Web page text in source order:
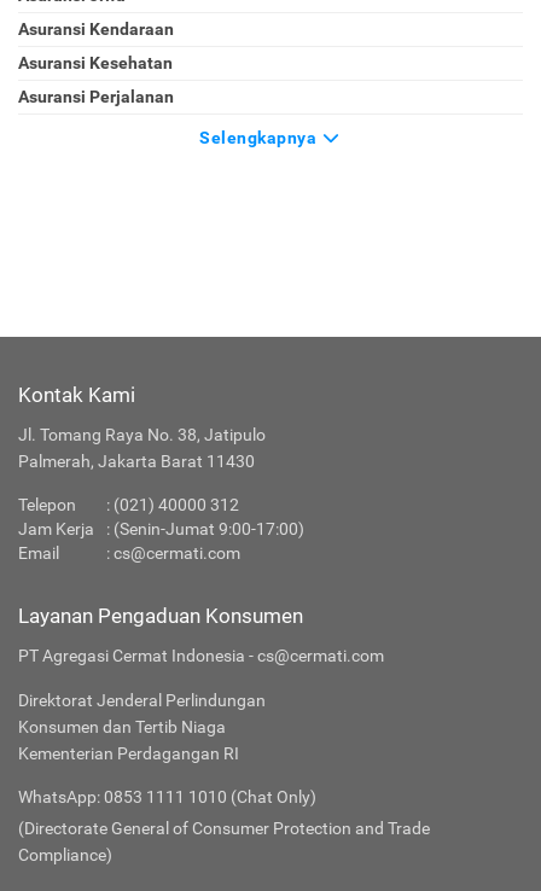
Asuransi Kendaraan
Asuransi Kesehatan
Asuransi Perjalanan
Selengkapnya
Kontak Kami
Jl. Tomang Raya No. 38, Jatipulo
Palmerah, Jakarta Barat 11430
Telepon
: (021) 40000 312
Jam Kerja
: (Senin-Jumat 9:00-17:00)
Email
:cs@cermati.com
Layanan Pengaduan Konsumen
PT Agregasi Cermat Indonesia - cs@cermati.com
Direktorat Jenderal Perlindungan
Konsumen dan Tertib Niaga
Kementerian Perdagangan RI
WhatsApp: 0853 1111 1010 (Chat Only)
(Directorate General of Consumer Protection and Trade
Compliance)